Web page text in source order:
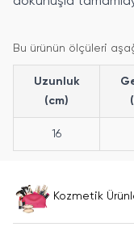
Bu ürünün ölçüleri
Uzunluk
(cm)
16
Kozmetik